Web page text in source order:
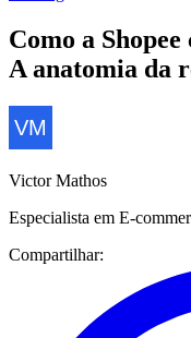
Como a
A anatomia da
Victor Mathos
Especialista em E-
Compartilhar: